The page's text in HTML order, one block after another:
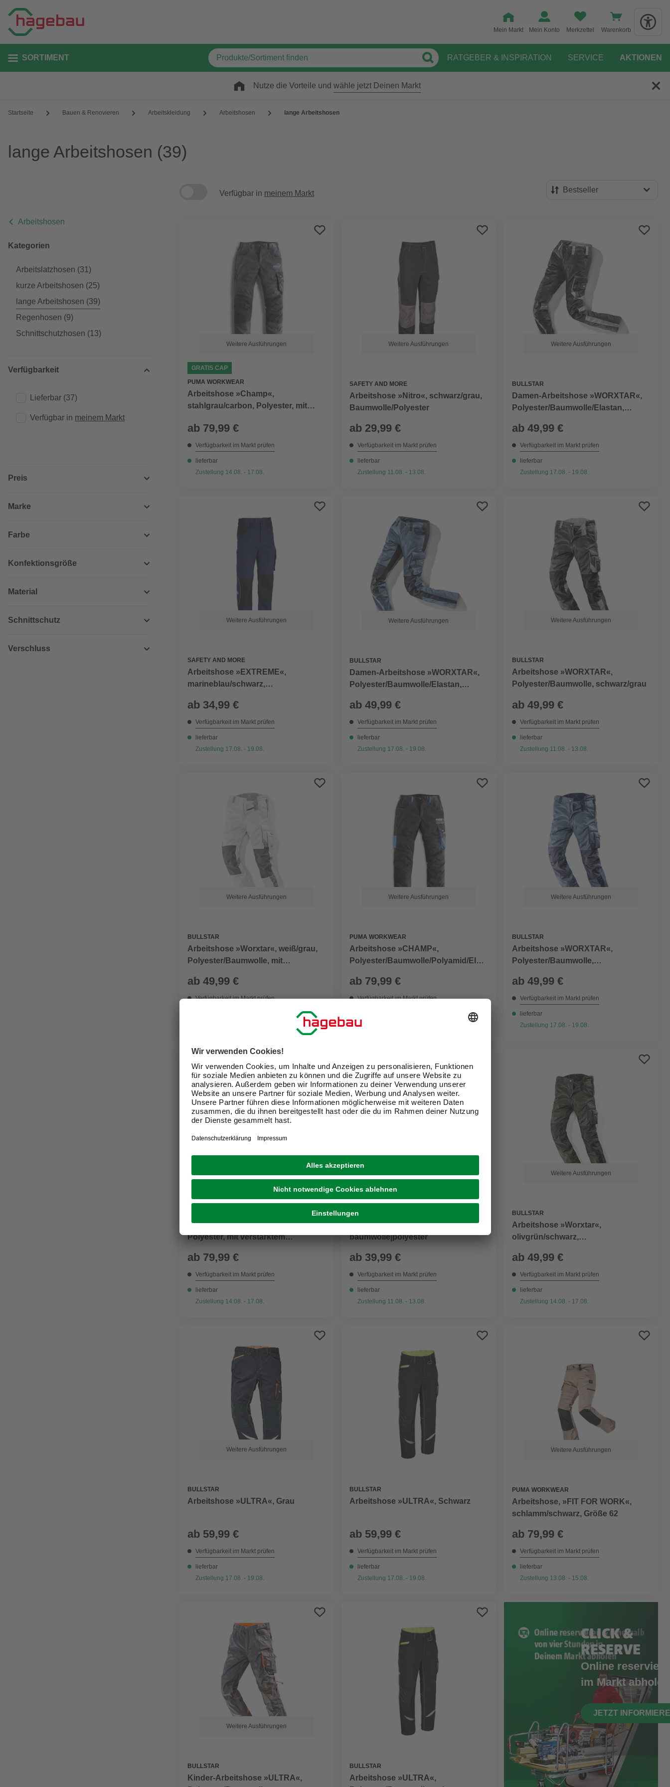
Mein Markt Mein Konto Merkzettel Warenkorb
SORTIMENT RATGEBER & INSPIRATION SERVICE AKTIONEN
Nutze die Vorteile und wähle jetzt Deinen Markt
Startseite Bauen & Renovieren Arbeitskleidung Arbeitshosen lange Arbeitshosen
lange Arbeitshosen (39)
Arbeitshosen
Kategorien
Arbeitslatzhosen (31)
kurze Arbeitshosen (25)
lange Arbeitshosen (39)
Regenhosen (9)
Schnittschutzhosen (13)
Verfügbarkeit
Lieferbar (37)
Verfügbar in meinem Markt
Preis
Marke
Farbe
Konfektionsgröße
Material
Schnittschutz
Verschluss
Verfügbar in meinem Markt Bestseller
Preis absteigend
Weitere Ausführungen
GRATIS CAP
PUMA WORKWEAR
Arbeitshose »Champ«,
stahlgrau/carbon, Polyester, mit
Kniebereich
ab 79,99 €
Verfügbarkeit im Markt prüfen
lieferbar
Zustellung 14.08. - 17.08.
Weitere Ausführungen
SAFETY AND MORE
Arbeitshose »Nitro«, schwarz/grau,
Baumwolle/Polyester
ab 29,99 €
Verfügbarkeit im Markt prüfen
lieferbar
Zustellung 11.08. - 13.08.
Weitere Ausführungen
BULLSTAR
Damen-Arbeitshose »WORXTAR«,
Polyester/Baumwolle/Elastan,
ab 49,99 €
Verfügbarkeit im Markt prüfen
lieferbar
Zustellung 17.08. - 19.08.
Weitere Ausführungen
SAFETY AND MORE
Arbeitshose »EXTREME«,
marineblau/schwarz,
ab 34,99 €
Verfügbarkeit im Markt prüfen
lieferbar
Zustellung 17.08. - 19.08.
Weitere Ausführungen
BULLSTAR
Damen-Arbeitshose »WORXTAR«,
Polyester/Baumwolle/Elastan,
ab49,99 €
Verfügbarkeit im Markt prüfen
lieferbar
Zustellung 17.08. - 19.08.
Weitere Ausführungen
BULLSTAR
Arbeitshose »WORXTAR«,
Polyester/Baumwolle, schwarz/grau
ab 49,99 €
Verfügbarkeit im Markt prüfen
lieferbar
Zustellung 11.08. - 13.08.
Weitere Ausführungen
BULLSTAR
Arbeitshose »Worxtar«, weiß/grau,
Polyester/Baumwolle, mit
Kniebereich
ab 49,99 €
Verfügbarkeit im Markt prüfen
Weitere Ausführungen
PUMA WORKWEAR
Arbeitshose »CHAMP«,
Polyester/Baumwolle/Polyamid/Elast
ab 79,99 €
Verfügbarkeit im Markt prüfen
Zustellung 17.08. - 19.08.
Weitere Ausführungen
BULLSTAR
Arbeitshose »WORXTAR«,
Polyester/Baumwolle,
ab 49,99 €
Verfügbarkeit im Markt prüfen
lieferbar
Zustellung 17.08. - 19.08.
Arbeitshose »CHAMP«, olive,
Polyester, mit verstärktem
ab 79,99 €
Verfügbarkeit im Markt prüfen
lieferbar
Zustellung 14.08. - 17.08.
KÜBLER
Arbeitshose »ACTIVIQ«,
baumwolle|polyester
ab39,99 €
Verfügbarkeit im Markt prüfen
lieferbar
Zustellung 11.08. - 13.08.
Weitere Ausführungen
BULLSTAR
Arbeitshose »Worxtar«,
olivgrün/schwarz,
verstärktem Kniebereich
ab 49,99 €
Verfügbarkeit im Markt prüfen
lieferbar
Zustellung 14.08. - 17.08.
Weitere Ausführungen
BULLSTAR
Arbeitshose »ULTRA«, Grau
ab 59,99 €
Verfügbarkeit im Markt prüfen
lieferbar
Zustellung 17.08. - 19.08.
BULLSTAR
Arbeitshose »ULTRA«, Schwarz
ab 59,99 €
Verfügbarkeit im Markt prüfen
lieferbar
Zustellung 17.08. - 19.08.
Weitere Ausführungen
PUMA WORKWEAR
Arbeitshose, »FIT FOR WORK«,
schlamm/schwarz, Größe 62
ab 79,99 €
Verfügbarkeit im Markt prüfen
lieferbar
Zustellung 13.08. - 15.08.
Weitere Ausführungen
BULLSTAR
Kinder-Arbeitshose »ULTRA«,
BULLSTAR
Arbeitshose »ULTRA«,
CLICK &
RESERVE
Online
im Markt abholen
JETZT